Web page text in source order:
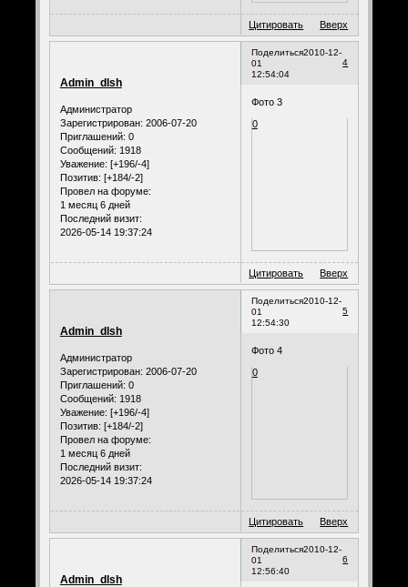
Цитировать Вверх
Поделиться
4
2010-12-
01
12:54:04
Admin_dlsh
Администратор
Зарегистрирован: 2006-07-20
Приглашений: 0
Сообщений: 1918
Уважение: [+196/-4]
Позитив: [+184/-2]
Провел на форуме:
1 месяц 6 дней
Последний визит:
2026-05-14 19:37:24
Фото 3
0
Цитировать Вверх
Поделиться
5
2010-12-
01
12:54:30
Admin_dlsh
Администратор
Зарегистрирован: 2006-07-20
Приглашений: 0
Сообщений: 1918
Уважение: [+196/-4]
Позитив: [+184/-2]
Провел на форуме:
1 месяц 6 дней
Последний визит:
2026-05-14 19:37:24
Фото 4
0
Цитировать Вверх
Поделиться
6
2010-12-
01
12:56:40
Admin_dlsh